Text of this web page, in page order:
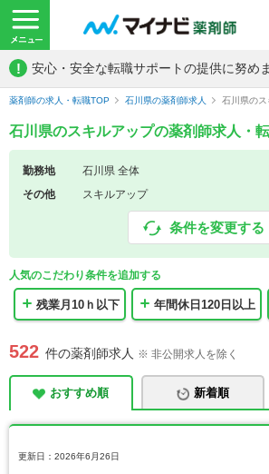
! 安心・安全な転職サポートの提供に努めま
薬剤師の求人・転職TOP 石川県の薬剤師求人 石川県の
石川県のスキルアップの薬剤師求人・
勤務地
石川県 全体
その他
スキルアップ
条件を変更する
人気のこだわり条件を追加する
残業月10ｈ以下 年間休日120日以上
522 件の薬剤師求人 ※ 非公開求人を除く
おすすめ順 新着順
更新日：2026年6月26日